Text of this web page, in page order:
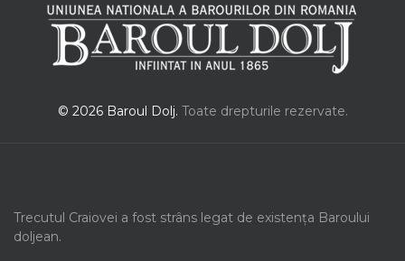
© 2026 Baroul Dolj. Toate drepturile rezervate.
Trecutul Craiovei a fost strâns legat de existența Baroului
doljean.